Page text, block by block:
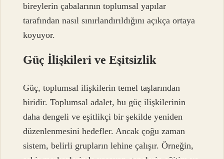
bireylerin çabalarının toplumsal yapılar
tarafından nasıl sınırlandırıldığını açıkça ortaya
koyuyor.
Güç İlişkileri ve Eşitsizlik
Güç, toplumsal ilişkilerin temel taşlarından
biridir. Toplumsal adalet, bu güç ilişkilerinin
daha dengeli ve eşitlikçi bir şekilde yeniden
düzenlenmesini hedefler. Ancak çoğu zaman
sistem, belirli grupların lehine çalışır. Örneğin,